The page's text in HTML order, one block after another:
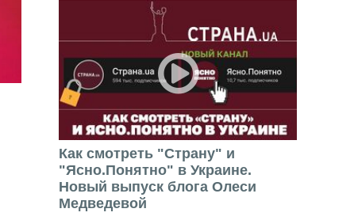
Как смотреть "Страну" и
"Ясно.Понятно" в Украине.
Новый выпуск блога Олеси
Медведевой